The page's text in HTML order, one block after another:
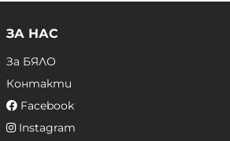
ЗА НАС
За БЯЛО
Контакти
Facebook
Instagram